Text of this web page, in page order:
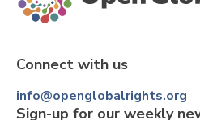
Connect with us
info@openglobalrights.org
Sign-up for our weekly